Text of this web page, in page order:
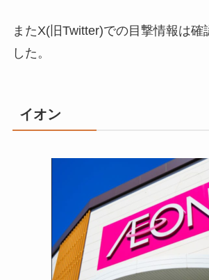
またX(旧Twitter)での目撃情報は確
した。
イオン